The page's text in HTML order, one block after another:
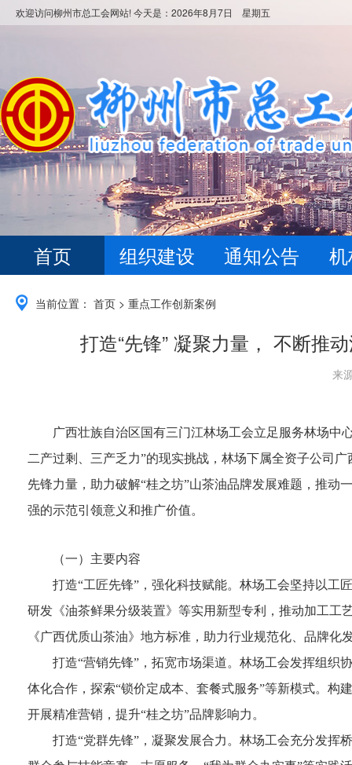
欢迎访问柳州市总工会网站! 今天是： 2026年8月7日 星期五
首页 组织建设 通知公告
当前位置： 首页 > 重点工作创新案例
打造“先锋” 凝聚力量， 不断
来
广西壮族自治区国有三门江林场工会立足服务林场中
二产过剩、三产乏力”的现实挑战，林场下属全资子公司
先锋力量，助力破解“桂之坊”山茶油品牌发展难题，推动
强的示范引领意义和推广价值。
（一）主要内容
打造“工匠先锋”，强化科技赋能。林场工会坚持以工
研发《油茶鲜果分级装置》等实用新型专利，推动加工工
《广西优质山茶油》地方标准，助力行业规范化、品牌
打造“营销先锋”，拓宽市场渠道。林场工会发挥组织
体化合作，探索“锁价定成本、套餐式服务”等新模式。构
开展精准营销，提升“桂之坊”品牌影响力。
打造“党群先锋”，凝聚发展合力。林场工会充分发挥